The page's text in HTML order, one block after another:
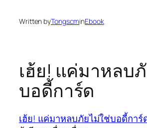
Written byTongscminEbook
เฮ้ย! แค่มาหลบ
บอดี้การ์ด
เฮ้ย! แค่มาหลบภัยไม่ใช่บอดี้การ์